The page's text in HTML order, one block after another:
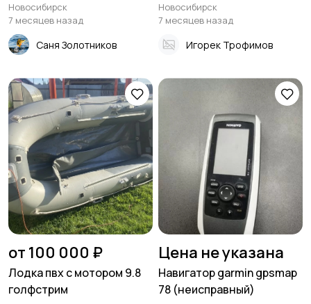
Новосибирск
7 месяцев назад
Саня Золотников
Новосибирск
7 месяцев назад
Игорек Трофимов
от 100 000 ₽
Лодка пвх с мотором 9.8
голфстрим
Цена не указана
Навигатор garmin gpsmap
78 (неисправный)